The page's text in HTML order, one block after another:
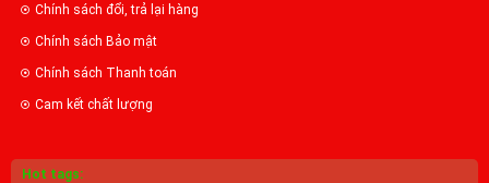
Chính sách đổi, trả lại hàng
Chính sách Bảo mật
Chính sách Thanh toán
Cam kết chất lượng
Hot tags: